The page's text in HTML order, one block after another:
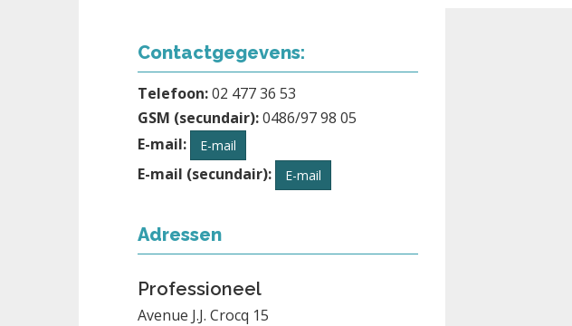
Contactgegevens:
Telefoon:02 477 36 53
GSM (secundair):0486/97 98 05
E-mail:
E-mail
E-mail (secundair): E-mail
Adressen
Professioneel
Avenue J.J. Crocq 15